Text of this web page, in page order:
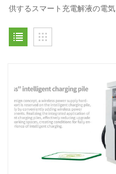
供するスマート充電解液の電